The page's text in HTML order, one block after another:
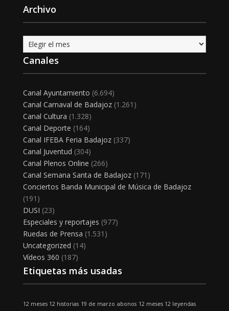
Archivo
Archivo
Canales
Canal Ayuntamiento (6.694)
Canal Carnaval de Badajoz(1.261)
Canal Cultura (1.328)
Canal Deporte (164)
Canal IFEBA Feria Badajoz(337)
Canal Juventud (304)
Canal Plenos Online (266)
Canal Semana Santa de Badajoz(171)
Conciertos Banda Municipal de Música de Badajoz
(191)
DUSI (23)
Especiales y reportajes (977)
Ruedas de Prensa (1.531)
Uncategorized (14)
Vídeos 360 (187)
Etiquetas más usadas
12 meses 12 historias 19 de marzo abonos 12 meses 12 leyendas